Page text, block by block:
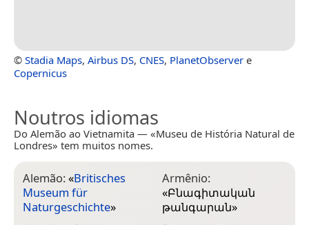
© Stadia Maps, Airbus DS, CNES, PlanetObserver e
Copernicus
Noutros idiomas
Do Alemão ao Vietnamita — «Museu de História Natural de
Londres» tem muitos nomes.
Alemão:«Britisches
Museum für
Naturgeschichte»
Armênio:
«Բնագիտական
թանգարան»